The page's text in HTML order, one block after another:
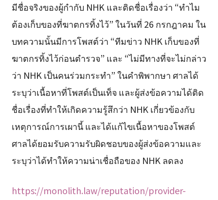
มีชื่อจริงของผู้กำกับ NHK และติดชื่อเรื่องว่า “ทำไม
ต้องเก็บของที่ฆาตกรทิ้งไว้” ในวันที่ 26 กรกฎาคม ใน
บทความนั้นมีการโพสต์ว่า “ทีมข่าว NHK เก็บของที่
ฆาตกรทิ้งไว้ก่อนตำรวจ” และ “ไม่มีทางที่จะไม่กล่าว
ว่า NHK เป็นคนร่วมกระทำ” ในคำพิพากษา ศาลได้
ระบุว่าเนื้อหาที่โพสต์เป็นเท็จ และผู้ส่งข้อความได้ติด
ชื่อเรื่องที่ทำให้เกิดความรู้สึกว่า NHK เกี่ยวข้องกับ
เหตุการณ์การเผานี้ และได้แก้ไขเนื้อหาของโพสต์
ศาลได้ยอมรับความรับผิดชอบของผู้ส่งข้อความและ
ระบุว่าได้ทำให้ความน่าเชื่อถือของ NHK ลดลง
https://monolith.law/reputation/provider-